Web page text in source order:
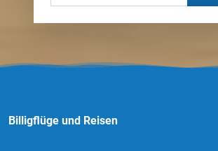
Billigflüge und Reisen